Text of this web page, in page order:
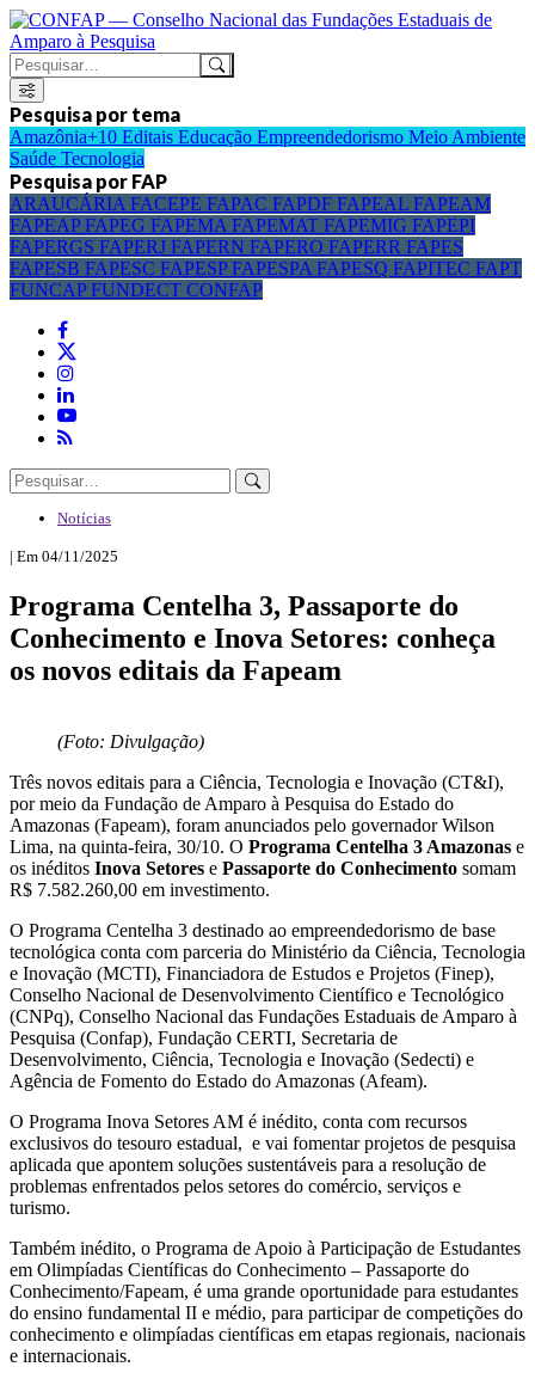
Pesquisa por tema
Amazônia+10 Editais Educação Empreendedorismo Meio Ambiente
Saúde Tecnologia
Pesquisa por FAP
ARAUCÁRIA FACEPE FAPAC FAPDF FAPEAL FAPEAM
FAPEAPFAPEG FAPEMA FAPEMAT FAPEMIG FAPEPI
FAPERGS FAPERJ FAPERN FAPERO FAPERR FAPES
FAPESB FAPESC FAPESPFAPESPA FAPESQ FAPITEC FAPT
FUNCAPFUNDECT CONFAP
Notícias
| Em 04/11/2025
Programa Centelha 3, Passaporte do
Conhecimento e Inova Setores: conheça
os novos editais da Fapeam
(Foto: Divulgação)
Três novos editais para a Ciência, Tecnologia e Inovação (CT&I),
por meio da Fundação de Amparo à Pesquisa do Estado do
Amazonas (Fapeam), foram anunciados pelo governador Wilson
Lima, na quinta-feira, 30/10. O Programa Centelha 3 Amazonas e
os inéditos Inova Setores e Passaporte do Conhecimento somam
R$ 7.582.260,00 em investimento.
O Programa Centelha 3 destinado ao empreendedorismo de base
tecnológica conta com parceria do Ministério da Ciência, Tecnologia
e Inovação (MCTI), Financiadora de Estudos e Projetos (Finep),
Conselho Nacional de Desenvolvimento Científico e Tecnológico
(CNPq), Conselho Nacional das Fundações Estaduais de Amparo à
Pesquisa (Confap), Fundação CERTI, Secretaria de
Desenvolvimento, Ciência, Tecnologia e Inovação (Sedecti) e
Agência de Fomento do Estado do Amazonas (Afeam).
O Programa Inova Setores AM é inédito, conta com recursos
exclusivos do tesouro estadual, e vai fomentar projetos de pesquisa
aplicada que apontem soluções sustentáveis para a resolução de
problemas enfrentados pelos setores do comércio, serviços e
turismo.
Também inédito, o Programa de Apoio à Participação de Estudantes
em Olimpíadas Científicas do Conhecimento – Passaporte do
Conhecimento/Fapeam, é uma grande oportunidade para estudantes
do ensino fundamental II e médio, para participar de competições do
conhecimento e olimpíadas científicas em etapas regionais, nacionais
e internacionais.